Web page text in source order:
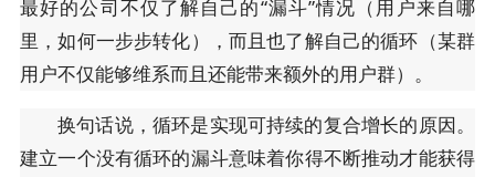
最好的公司不仅了解自己的“漏斗”情况（用户来自哪
里，如何一步步转化），而且也了解自己的循环（某群
用户不仅能够维系而且还能带来额外的用户群）。
换句话说，循环是实现可持续的复合增长的原因。
建立一个没有循环的漏斗意味着你得不断推动才能获得